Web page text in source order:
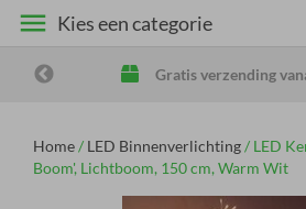
menu Kies een categorie
Gratis verzending
Home/ LED Binnenverlichting/ LED
Boom', Lichtboom, 150 cm, Warm Wit